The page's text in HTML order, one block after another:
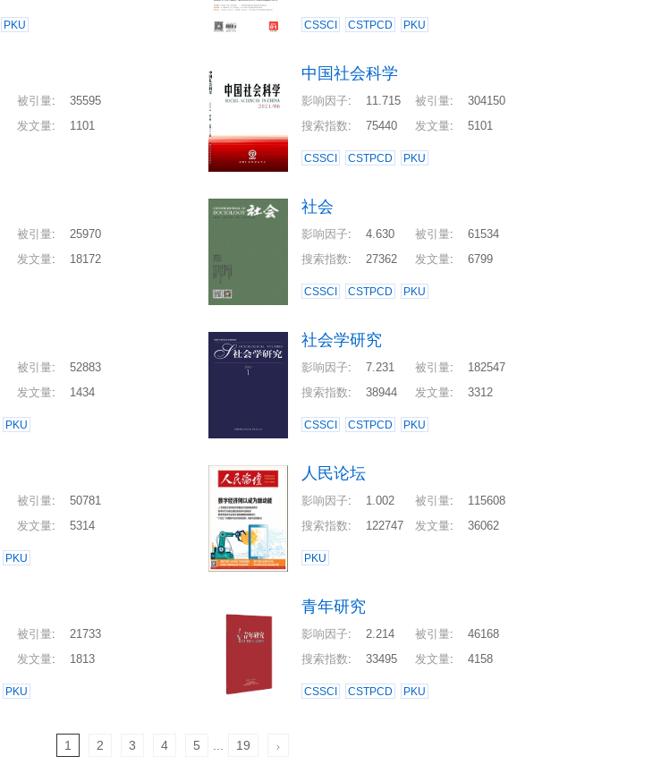
PKU CSSCI CSTPCD PKU
被引量:
35595
发文量: 1101
中国社会科学
影响因子: 11.715 被引量:
304150
搜索指数: 75440 发文量: 5101
CSSCI CSTPCD PKU
被引量:
25970
发文量: 18172
社会
影响因子: 4.630 被引量:
61534
搜索指数: 27362 发文量: 6799
CSSCI CSTPCD PKU
被引量:
52883
发文量: 1434
PKU
社会学研究
影响因子: 7.231 被引量:
182547
搜索指数: 38944 发文量: 3312
CSSCI CSTPCD PKU
被引量:
50781
发文量: 5314
PKU
人民论坛
影响因子: 1.002 被引量:
115608
搜索指数: 122747 发文量: 36062
PKU
被引量:
21733
发文量: 1813
PKU
青年研究
影响因子: 2.214 被引量:
46168
搜索指数: 33495 发文量: 4158
CSSCI CSTPCD PKU
1 2 3 4 5 19 